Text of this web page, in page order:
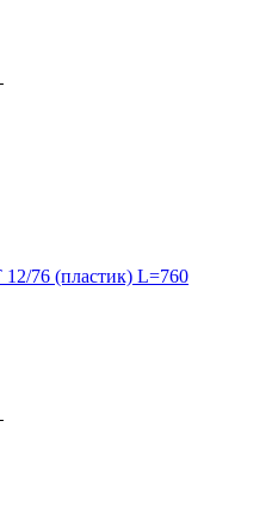
76 (пластик) L=760